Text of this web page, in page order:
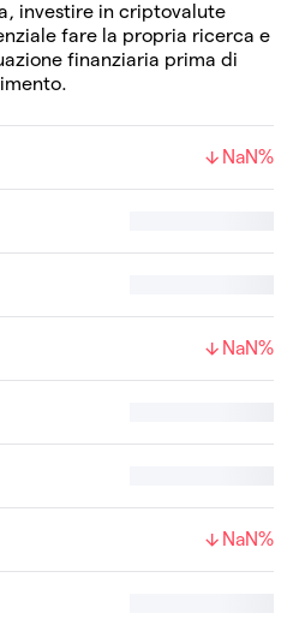
investire in criptovalute
fare la propria ricerca e
finanziaria prima di
NaN%
NaN%
NaN%